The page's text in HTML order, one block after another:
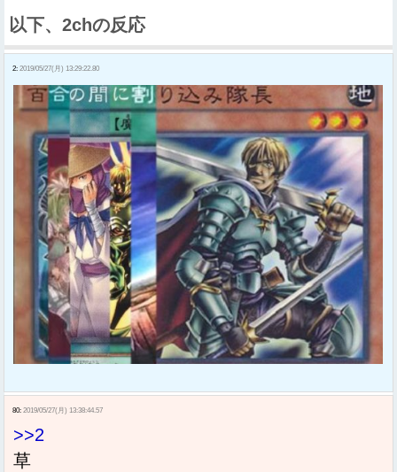
以下、2chの反応
2: 2019/05/27(月) 13:29:22.80
80: 2019/05/27(月) 13:38:44.57
>>2
草